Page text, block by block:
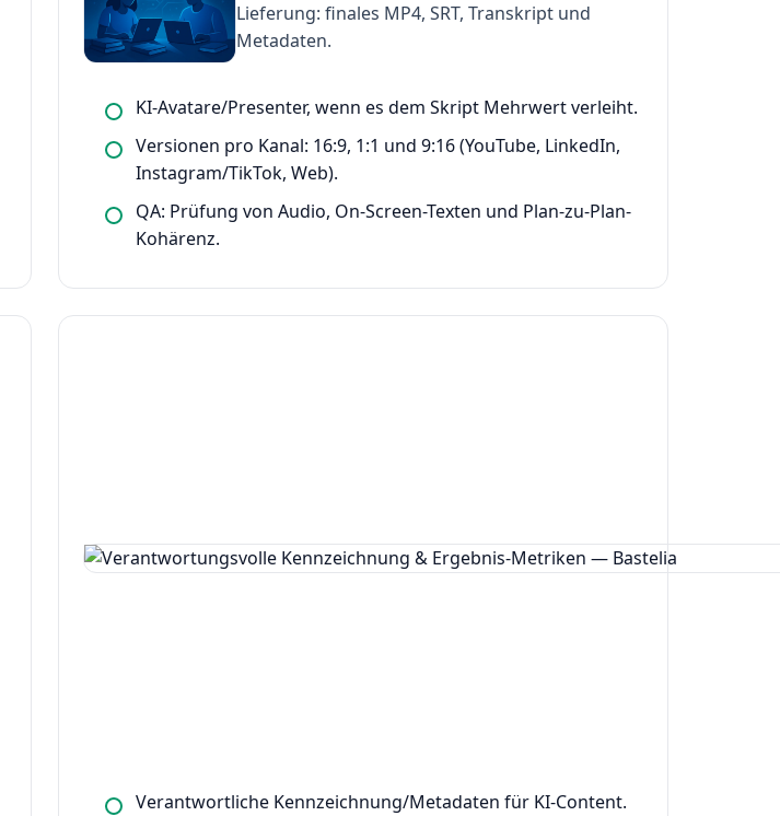
Lieferung: finales MP4, SRT, Transkript und
Metadaten.
KI-Avatare/Presenter, wenn es dem Skript Mehrwert verleiht.
Versionen pro Kanal: 16:9, 1:1 und 9:16 (YouTube, LinkedIn,
Instagram/TikTok, Web).
QA: Prüfung von Audio, On-Screen-Texten und Plan-zu-Plan-
Kohärenz.
Verantwortliche Kennzeichnung/Metadaten für KI-Content.